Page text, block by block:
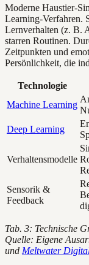
Moderne Haustier-
Learning-Verfahren.
Lernverhalten (z. B.
starren Routinen.
Zeitpunkten und
Persönlichkeit, die
Technologie
Machine Learning
Deep Learning
Verhaltensmodelle
Sensorik &
Feedback
Tab. 3: Technische
Quelle: Eigene
und Meltwater